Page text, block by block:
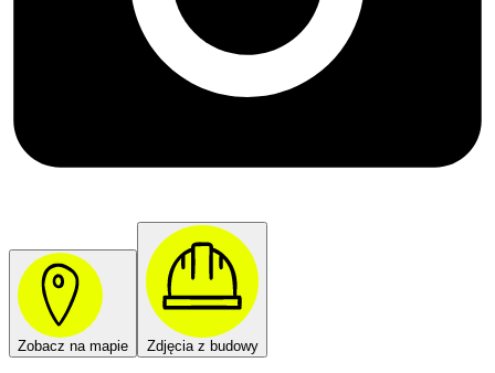
Zobacz na mapie Zdjęcia z budowy